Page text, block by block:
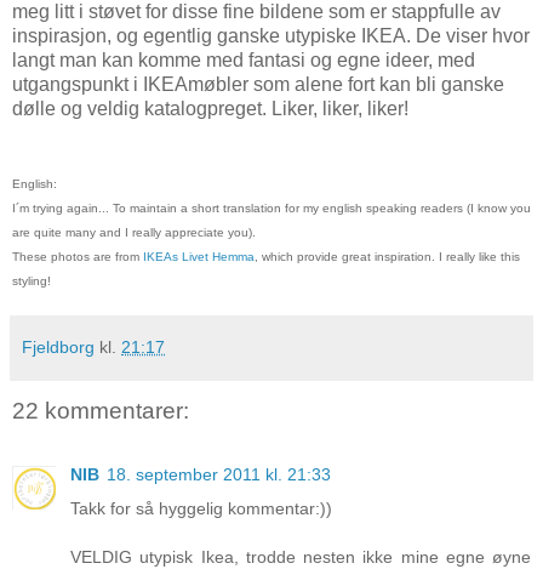
meg litt i støvet for disse fine bildene som er stappfulle av
inspirasjon, og egentlig ganske utypiske IKEA. De viser hvor
langt man kan komme med fantasi og egne ideer, med
utgangspunkt i IKEAmøbler som alene fort kan bli ganske
dølle og veldig katalogpreget. Liker, liker, liker!
English:
I´m trying again... To maintain a short translation for my english speaking readers (I know you
are quite many and I really appreciate you).
These photos are from
IKEAs Livet Hemma, which provide great inspiration. I really like this
styling!
Fjeldborg kl. 21:17
22 kommentarer:
NIB 18. september 2011 kl. 21:33
Takk for så hyggelig kommentar:))
VELDIG utypisk Ikea, trodde nesten ikke mine egne øyne